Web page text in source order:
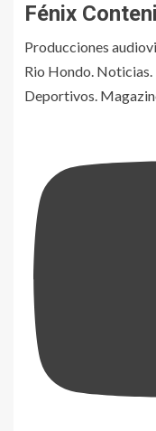
Fénix
Producciones
Rio Hondo. Noticias.
Deportivos.